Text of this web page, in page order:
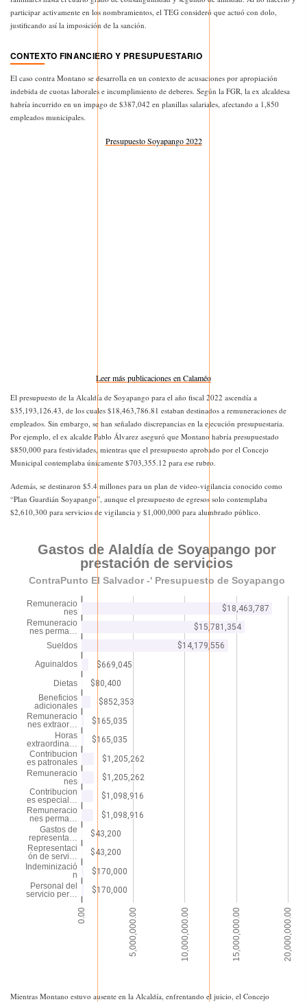
participar activamente en los nombramientos, el TEG consideró que actuó con dolo,
justificando así la imposición de la sanción.
CONTEXTO FINANCIERO Y PRESUPUESTARIO
El caso contra Montano se desarrolla en un contexto de acusaciones por apropiación
indebida de cuotas laborales e incumplimiento de deberes. Según la FGR, la ex alcaldesa
habría incurrido en un impago de $387,042 en planillas salariales, afectando a 1,850
empleados municipales.
Presupuesto Soyapango 2022
Leer más publicaciones en Calaméo
El presupuesto de la Alcaldía de Soyapango para el año fiscal 2022 ascendía a
$35,193,126.43, de los cuales $18,463,786.81 estaban destinados a remuneraciones de
empleados. Sin embargo, se han señalado discrepancias en la ejecución presupuestaria.
Por ejemplo, el ex alcalde Pablo Álvarez aseguró que Montano habría presupuestado
$850,000 para festividades, mientras que el presupuesto aprobado por el Concejo
Municipal contemplaba únicamente $703,355.12 para ese rubro.
Además, se destinaron $5.4 millones para un plan de video-vigilancia conocido como
“Plan Guardián Soyapango”, aunque el presupuesto de egresos solo contemplaba
$2,610,300 para servicios de vigilancia y $1,000,000 para alumbrado público.
Mientras Montano estuvo ausente en la Alcaldía, enfrentando el juicio, el Concejo